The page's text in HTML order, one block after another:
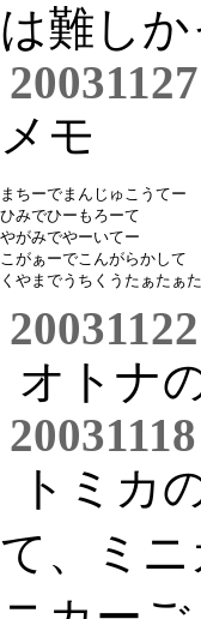
は難しか
20031127
メモ
まちーでまんじゅこうてー
ひみでひーもろーて
やがみでやーいてー
こがぁーでこんがらかして
20031122
オトナ
20031118
トミカ
て、ミ